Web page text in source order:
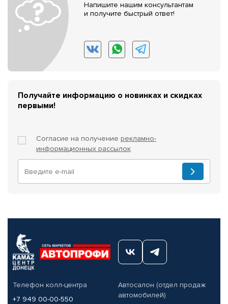
Напишите нашим консультантам
и получите быстрый ответ!
Получайте информацию о новинках и скидках
первыми!
Согласие на получение рекламно-
информационных рассылок
Телефон колл-центра
+7 949 00-00-550
Автосалон (отдел продаж
автомобилей)